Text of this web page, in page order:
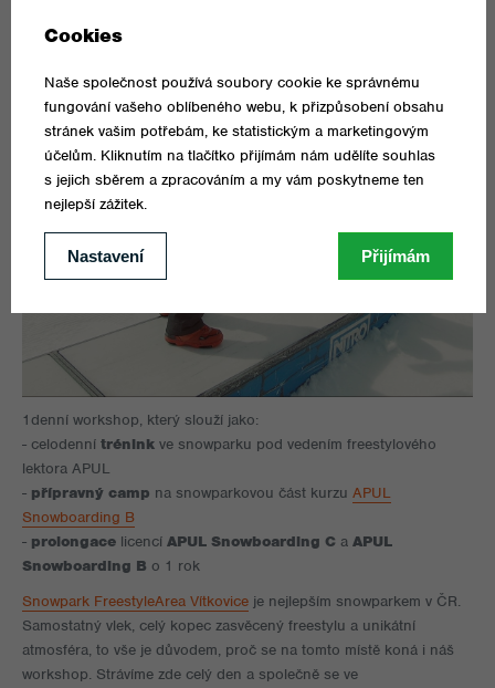
1denní workshop, který slouží jako:
- celodenní trénink ve snowparku pod vedením freestylového
lektora APUL
- přípravný camp na snowparkovou část kurzu APUL
Snowboarding B
- prolongace licencí APUL Snowboarding C a APUL
Snowboarding B o 1 rok
Snowpark FreestyleArea Vítkovice je nejlepším snowparkem v ČR.
Samostatný vlek, celý kopec zasvěcený freestylu a unikátní
atmosféra, to vše je důvodem, proč se na tomto místě koná i náš
workshop. Strávíme zde celý den a společně se ve